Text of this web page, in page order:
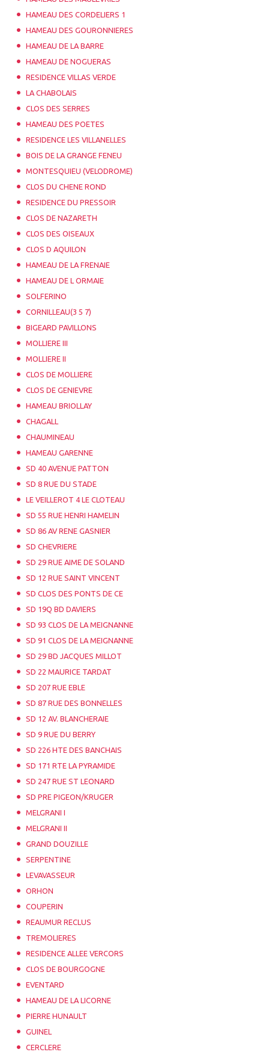
HAMEAU DES CORDELIERS 1
HAMEAU DES GOURONNIERES
HAMEAU DE LA BARRE
HAMEAU DE NOGUERAS
RESIDENCE VILLAS VERDE
LA CHABOLAIS
CLOS DES SERRES
HAMEAU DES POETES
RESIDENCE LES VILLANELLES
BOIS DE LA GRANGE FENEU
MONTESQUIEU (VELODROME)
CLOS DU CHENE ROND
RESIDENCE DU PRESSOIR
CLOS DE NAZARETH
CLOS DES OISEAUX
CLOS D AQUILON
HAMEAU DE LA FRENAIE
HAMEAU DE L ORMAIE
SOLFERINO
CORNILLEAU(3 5 7)
BIGEARD PAVILLONS
MOLLIERE III
MOLLIERE II
CLOS DE MOLLIERE
CLOS DE GENIEVRE
HAMEAU BRIOLLAY
CHAGALL
CHAUMINEAU
HAMEAU GARENNE
SD 40 AVENUE PATTON
SD 8 RUE DU STADE
LE VEILLEROT 4 LE CLOTEAU
SD 55 RUE HENRI HAMELIN
SD 86 AV RENE GASNIER
SD CHEVRIERE
SD 29 RUE AIME DE SOLAND
SD 12 RUE SAINT VINCENT
SD CLOS DES PONTS DE CE
SD 19Q BD DAVIERS
SD 93 CLOS DE LA MEIGNANNE
SD 91 CLOS DE LA MEIGNANNE
SD 29 BD JACQUES MILLOT
SD 22 MAURICE TARDAT
SD 207 RUE EBLE
SD 87 RUE DES BONNELLES
SD 12 AV. BLANCHERAIE
SD 9 RUE DU BERRY
SD 226 HTE DES BANCHAIS
SD 171 RTE LA PYRAMIDE
SD 247 RUE ST LEONARD
SD PRE PIGEON/KRUGER
MELGRANI I
MELGRANI II
GRAND DOUZILLE
SERPENTINE
LEVAVASSEUR
ORHON
COUPERIN
REAUMUR RECLUS
TREMOLIERES
RESIDENCE ALLEE VERCORS
CLOS DE BOURGOGNE
EVENTARD
HAMEAU DE LA LICORNE
PIERRE HUNAULT
GUINEL
CERCLERE